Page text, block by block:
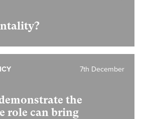
the
role can bring
7th December